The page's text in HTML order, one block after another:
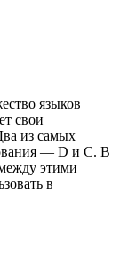
языков
свои
из самых
— D и C. В
этими
в